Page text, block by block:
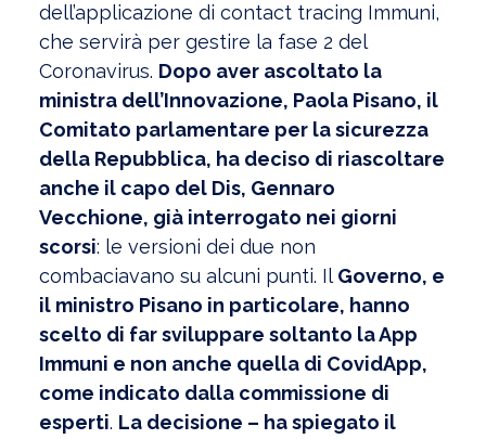
dell’applicazione di contact tracing Immuni,
che servirà per gestire la fase 2 del
Coronavirus. Dopo aver ascoltato la
ministra dell’Innovazione, Paola Pisano, il
Comitato parlamentare per la sicurezza
della Repubblica, ha deciso di riascoltare
anche il capo del Dis, Gennaro
Vecchione, già interrogato nei giorni
scorsi: le versioni dei due non
combaciavano su alcuni punti. Il Governo, e
il ministro Pisano in particolare, hanno
scelto di far sviluppare soltanto la App
Immuni e non anche quella di CovidApp,
come indicato dalla commissione di
esperti. La decisione – ha spiegato il